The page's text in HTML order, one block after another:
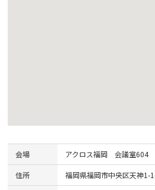
会場 アクロス福岡 会議室604
住所 福岡県福岡市中央区天神1-